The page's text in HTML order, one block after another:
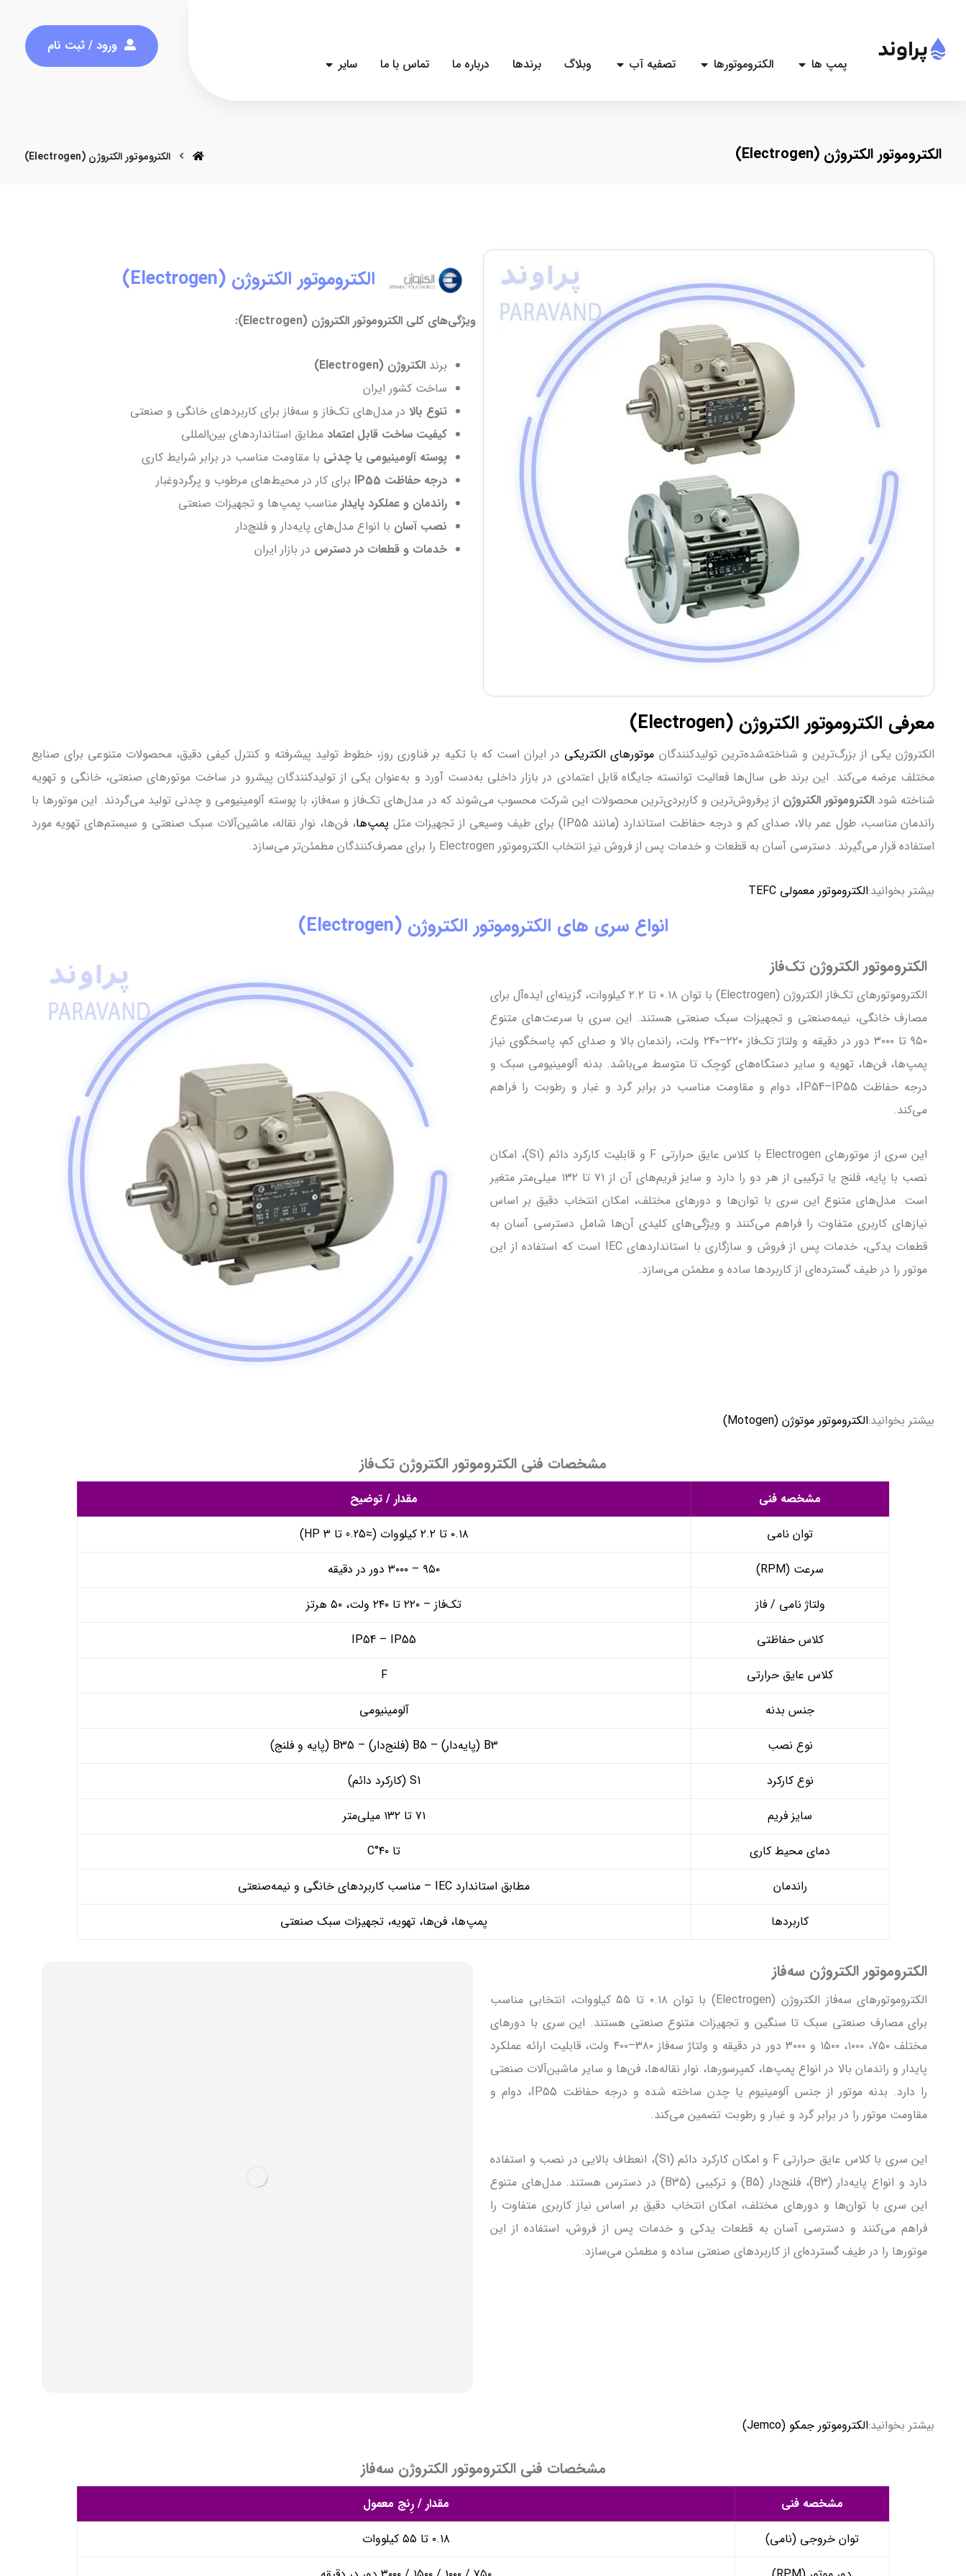
پمپ ها الکتروموتورها تصفیه آب وبلاگ برندها درباره ما تماس با ما سایر
ورود / ثبت نام
الکتروموتور الکتروژن (Electrogen) الکتروموتور الکتروژن (Electrogen)
الکتروموتور الکتروژن (Electrogen)
ویژگی‌های کلی الکتروموتور الکتروژن (Electrogen):
برند الکتروژن (Electrogen)
ساخت کشور ایران
تنوع بالا در مدل‌های تک‌فاز و سه‌فاز برای کاربردهای خانگی و صنعتی
کیفیت ساخت قابل اعتمادمطابق استانداردهای بین‌المللی
پوسته آلومینیومی یا چدنی با مقاومت مناسب در برابر شرایط کاری
درجه حفاظت IP55
برای کار در محیط‌های مرطوب و پرگردوغبار
راندمان و عملکرد پایدار مناسب پمپ‌ها و تجهیزات صنعتی
نصب آسان با انواع مدل‌های پایه‌دار و فلنچ‌دار
خدمات و قطعات در دسترس در بازار ایران
معرفی الکتروموتور الکتروژن (Electrogen)
الکتروژن یکی از بزرگ‌ترین و شناخته‌شده‌ترین تولیدکنندگان موتورهای الکتریکی در ایران است که با تکیه بر فناوری روز، خطوط تولید پیشرفته و کنترل کیفی دقیق، محصولات متنوعی برای صنایع
مختلف عرضه می‌کند. این برند طی سال‌ها فعالیت توانسته جایگاه قابل اعتمادی در بازار داخلی به‌دست آورد و به‌عنوان یکی از تولیدکنندگان پیشرو در ساخت موتورهای صنعتی، خانگی و تهویه
شناخته شود.الکتروموتور الکتروژن از پرفروش‌ترین و کاربردی‌ترین محصولات این شرکت محسوب می‌شوند که در مدل‌های تک‌فاز و سه‌فاز، با پوسته آلومینیومی و چدنی تولید می‌گردند. این موتورها با
راندمان مناسب، طول عمر بالا، صدای کم و درجه حفاظت استاندارد (مانند IP55) برای طیف وسیعی از تجهیزات مثل
پمپ‌ها، فن‌ها، نوار نقاله، ماشین‌آلات سبک صنعتی و سیستم‌های تهویه مورد
استفاده قرار می‌گیرند. دسترسی آسان به قطعات و خدمات پس از فروش نیز انتخاب الکتروموتور Electrogen را برای مصرف‌کنندگان مطمئن‌تر می‌سازد.
بیشتر بخوانید:الکتروموتور معمولی TEFC
انواع سری های الکتروموتور الکتروژن (Electrogen)
الکتروموتور الکتروژن تک‌فاز
الکتروموتورهای تک‌فاز الکتروژن (Electrogen) با توان ۰.۱۸ تا ۲.۲ کیلووات، گزینه‌ای ایده‌آل برای
مصارف خانگی، نیمه‌صنعتی و تجهیزات سبک صنعتی هستند. این سری با سرعت‌های متنوع
۹۵۰ تا ۳۰۰۰ دور در دقیقه و ولتاژ تک‌فاز ۲۲۰–۲۴۰ ولت، راندمان بالا و صدای کم، پاسخگوی نیاز
پمپ‌ها، فن‌ها، تهویه و سایر دستگاه‌های کوچک تا متوسط می‌باشد. بدنه آلومینیومی سبک و
درجه حفاظت IP54–IP55، دوام و مقاومت مناسب در برابر گرد و غبار و رطوبت را فراهم
می‌کند.
این سری از موتورهای Electrogen با کلاس عایق حرارتی F و قابلیت کارکرد دائم (S1)، امکان
نصب با پایه، فلنج یا ترکیبی از هر دو را دارد و سایز فریم‌های آن از ۷۱ تا ۱۳۲ میلی‌متر متغیر
است. مدل‌های متنوع این سری با توان‌ها و دورهای مختلف، امکان انتخاب دقیق بر اساس
نیازهای کاربری متفاوت را فراهم می‌کنند و ویژگی‌های کلیدی آن‌ها شامل دسترسی آسان به
قطعات یدکی، خدمات پس از فروش و سازگاری با استانداردهای IEC است که استفاده از این
موتور را در طیف گسترده‌ای از کاربردها ساده و مطمئن می‌سازد.
بیشتر بخوانید:الکتروموتور موتوژن (Motogen)
مشخصات فنی الکتروموتور الکتروژن تک‌فاز
مشخصه فنی
مقدار / توضیح
توان نامی
۰.۱۸ تا ۲.۲ کیلووات (≈0.25 تا 3 HP)
سرعت (RPM)
۹۵۰ – ۳۰۰۰ دور در دقیقه
ولتاژ نامی / فاز
تک‌فاز – ۲۲۰ تا ۲۴۰ ولت، ۵۰ هرتز
کلاس حفاظتی
IP54 – IP55
کلاس عایق حرارتی
F
جنس بدنه
آلومینیومی
نوع نصب
B3 (پایه‌دار) – B5 (فلنج‌دار) – B35 (پایه و فلنج)
نوع کارکرد
S1 (کارکرد دائم)
سایز فریم
۷۱ تا ۱۳۲ میلی‌متر
دمای محیط کاری
تا ۴۰°C
راندمان
مطابق استاندارد IEC – مناسب کاربردهای خانگی و نیمه‌صنعتی
کاربردها
پمپ‌ها، فن‌ها، تهویه، تجهیزات سبک صنعتی
الکتروموتور الکتروژن سه‌فاز
الکتروموتورهای سه‌فاز الکتروژن (Electrogen) با توان ۰.۱۸ تا ۵۵ کیلووات، انتخابی مناسب
برای مصارف صنعتی سبک تا سنگین و تجهیزات متنوع صنعتی هستند. این سری با دورهای
مختلف ۷۵۰، ۱۰۰۰، ۱۵۰۰ و ۳۰۰۰ دور در دقیقه و ولتاژ سه‌فاز ۳۸۰–۴۰۰ ولت، قابلیت ارائه عملکرد
پایدار و راندمان بالا در انواع پمپ‌ها، کمپرسورها، نوار نقاله‌ها، فن‌ها و سایر ماشین‌آلات صنعتی
را دارد. بدنه موتور از جنس آلومینیوم یا چدن ساخته شده و درجه حفاظت IP55، دوام و
مقاومت موتور را در برابر گرد و غبار و رطوبت تضمین می‌کند.
این سری با کلاس عایق حرارتی F و امکان کارکرد دائم (S1)، انعطاف بالایی در نصب و استفاده
دارد و انواع پایه‌دار (B3)، فلنج‌دار (B5) و ترکیبی (B35) در دسترس هستند. مدل‌های متنوع
این سری با توان‌ها و دورهای مختلف، امکان انتخاب دقیق بر اساس نیاز کاربری متفاوت را
فراهم می‌کنند و دسترسی آسان به قطعات یدکی و خدمات پس از فروش، استفاده از این
موتورها را در طیف گسترده‌ای از کاربردهای صنعتی ساده و مطمئن می‌سازد.
بیشتر بخوانید:الکتروموتور جمکو (Jemco)
مشخصات فنی الکتروموتور الکتروژن سه‌فاز
مشخصه فنی
مقدار / رِنج معمول
توان خروجی (نامی)
۰.۱۸ تا ۵۵ کیلووات